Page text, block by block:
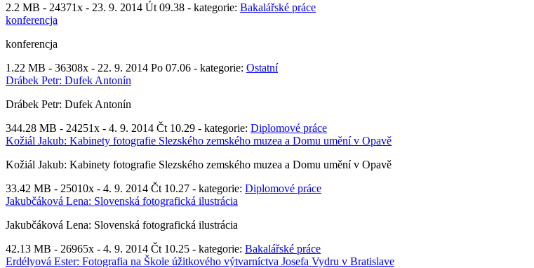
2.2 MB - 24371x - 23. 9. 2014 Út 09.38 - kategorie: Bakalářské práce
konferencja
konferencja
1.22 MB - 36308x - 22. 9. 2014 Po 07.06 - kategorie: Ostatní
Drábek Petr: Dufek Antonín
Drábek Petr: Dufek Antonín
344.28 MB - 24251x - 4. 9. 2014 Čt 10.29 - kategorie: Diplomové práce
Kožiál Jakub: Kabinety fotografie Slezského zemského muzea a Domu umění v Opavě
Kožiál Jakub: Kabinety fotografie Slezského zemského muzea a Domu umění v Opavě
33.42 MB - 25010x - 4. 9. 2014 Čt 10.27 - kategorie: Diplomové práce
Jakubčáková Lena: Slovenská fotografická ilustrácia
Jakubčáková Lena: Slovenská fotografická ilustrácia
42.13 MB - 26965x - 4. 9. 2014 Čt 10.25 - kategorie: Bakalářské práce
Erdélyová Ester: Fotografia na Škole úžitkového výtvarníctva Josefa Vydru v Bratislave